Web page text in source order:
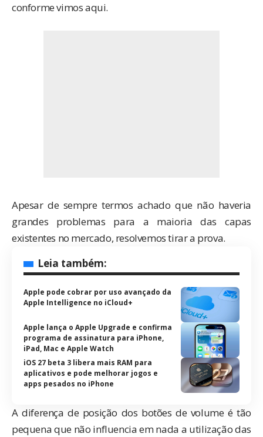
conformevimos aqui.
Apesar de sempre termos achado que não haveria
grandes problemas para a maioria das capas
existentes no mercado, resolvemos tirar a prova.
Leia também:
Apple pode cobrar por uso avançado da
Apple Intelligence no iCloud+
Apple lança o Apple Upgrade e confirma
programa de assinatura para iPhone,
iPad, Mac e Apple Watch
iOS 27 beta 3 libera mais RAM para
aplicativos e pode melhorar jogos e
apps pesados no iPhone
A diferença de posição dos botões de volume é tão
pequena que não influencia em nada a utilização das